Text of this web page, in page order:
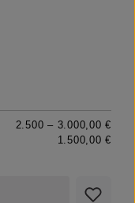
2.500 – 3.000,00 €
1.500,00 €